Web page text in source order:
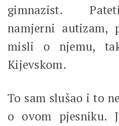
gimnazist.
namjerni autizam,
misli o njemu,
Kijevskom.
To sam slušao i to
o ovom pjesniku.